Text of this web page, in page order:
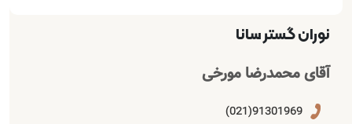
نوران گستر سانا
آقای محمدرضا مورخی
91301969(021)